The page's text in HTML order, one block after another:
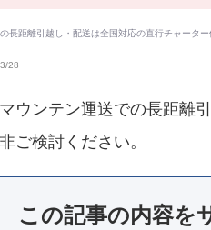
長距離引越し・配送は全国対応の直行チャーター
28
ウンテン運送での長距離
ご検討ください。
この記事の内容を